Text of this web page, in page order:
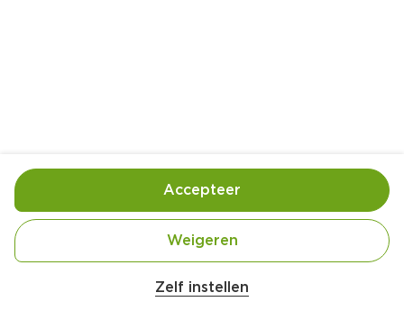
Handige informatie over dit product
Aan mensen onder 18 jaar verkopen wij geen
Belangrijke veiligheidswaarschuwing
Zelf instellen
Weigeren
Accepteer